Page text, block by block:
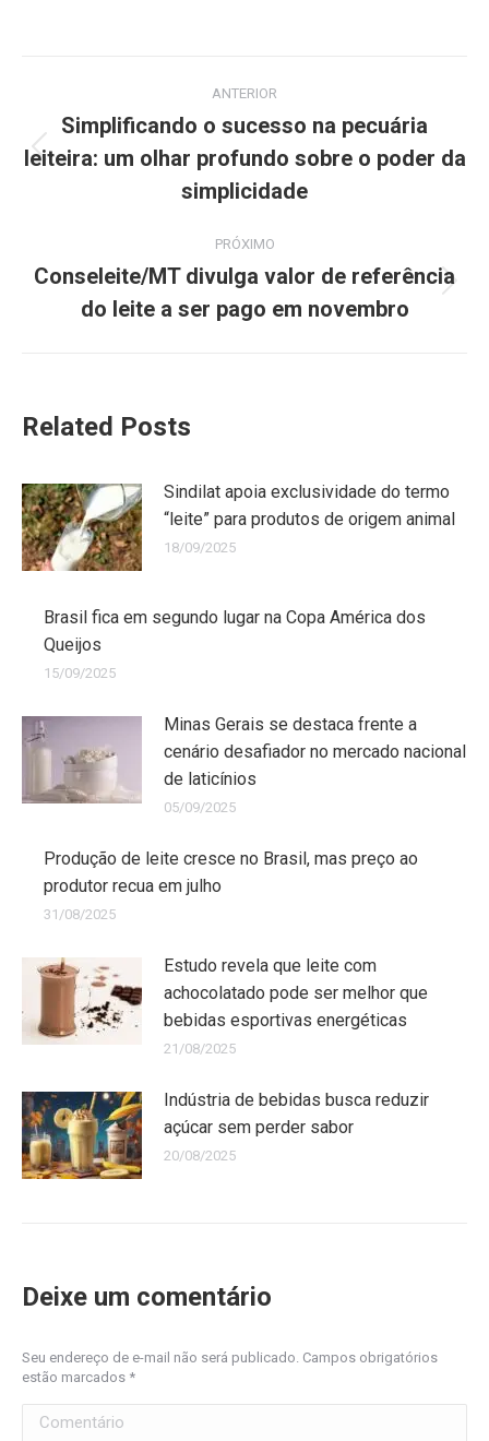
ANTERIOR
Simplificando o sucesso na pecuária
leiteira: um olhar profundo sobre o poder da
simplicidade
PRÓXIMO
Conseleite/MT divulga valor de referência
do leite a ser pago em novembro
Related Posts
Sindilat apoia exclusividade do termo
“leite” para produtos de origem animal
18/09/2025
Brasil fica em segundo lugar na Copa América dos
Queijos
15/09/2025
Minas Gerais se destaca frente a
cenário desafiador no mercado nacional
de laticínios
05/09/2025
Produção de leite cresce no Brasil, mas preço ao
produtor recua em julho
31/08/2025
Estudo revela que leite com
achocolatado pode ser melhor que
bebidas esportivas energéticas
21/08/2025
Indústria de bebidas busca reduzir
açúcar sem perder sabor
20/08/2025
Deixe um comentário
Seu endereço de e-mail não será publicado. Campos obrigatórios
estão marcados *
Comentário